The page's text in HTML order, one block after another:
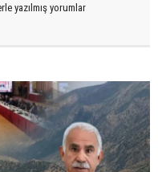
yazılmış yorumlar